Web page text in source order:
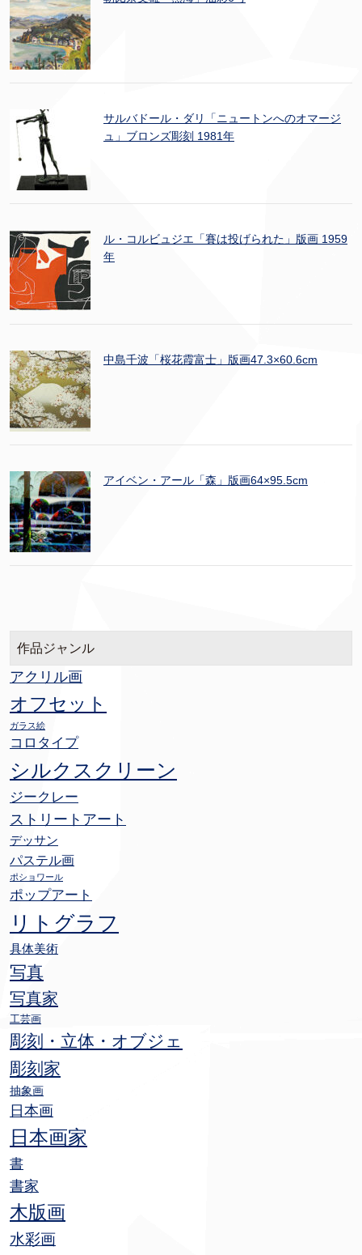
サルバドール・ダリ「ニュートンへのオマージ
ュ」ブロンズ彫刻 1981年
ル・コルビュジエ「賽は投げられた」版画 1959
年
中島千波「桜花霞富士」版画47.3×60.6cm
アイベン・アール「森」版画64×95.5cm
作品ジャンル
アクリル画
オフセット
ガラス絵
コロタイプ
シルクスクリーン
ジークレー
ストリートアート
デッサン
パステル画
ポショワール
ポップアート
リトグラフ
具体美術
写真
写真家
工芸画
彫刻・立体・オブジェ
彫刻家
抽象画
日本画
日本画家
書
書家
木版画
水彩画